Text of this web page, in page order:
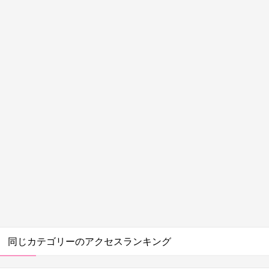
同じカテゴリーのアクセスランキング